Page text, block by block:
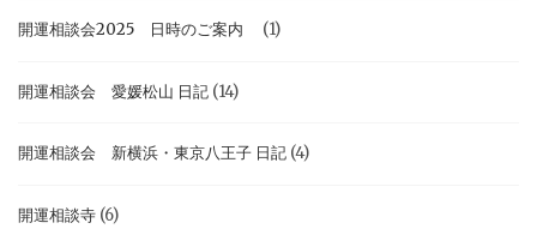
開運相談会2025 日時のご案内 (1)
開運相談会 愛媛松山 日記 (14)
開運相談会 新横浜・東京八王子 日記 (4)
開運相談寺 (6)